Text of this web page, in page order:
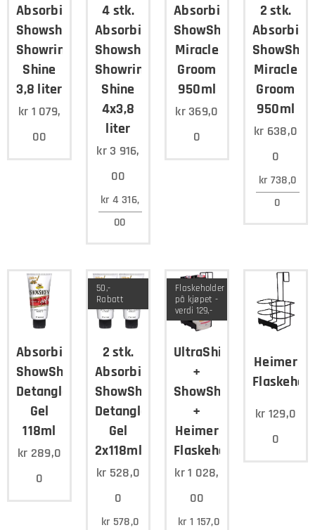
Absorbine
Showsheen
Showring
Shine
3,8 liter
kr 1 079,
00
4 stk.
Absorbine
Showsheen
Showring
Shine
4x3,8
liter
kr 3 916,
00
kr 4 316,
00
Absorbine
ShowSheen
Miracle
Groom
950ml
kr 369,0
0
2 stk.
Absorbine
Miracle
Groom
950ml
kr 638,0
0
kr 738,0
0
Absorbine
ShowSheen
Detangler
Gel
118ml
kr 289,0
0
2 stk.
Absorbine
ShowSheen
Detangler
Gel
2x118ml
50,-
Rabatt
kr 528,0
0
kr 578,0
UltraShield
+
ShowSheen
+
Heimer
Flaskeholder
Flaskeholder
på kjøpet -
verdi 129,-
kr1 028,
00
kr 1 157,0
Heimer
kr 129,0
0